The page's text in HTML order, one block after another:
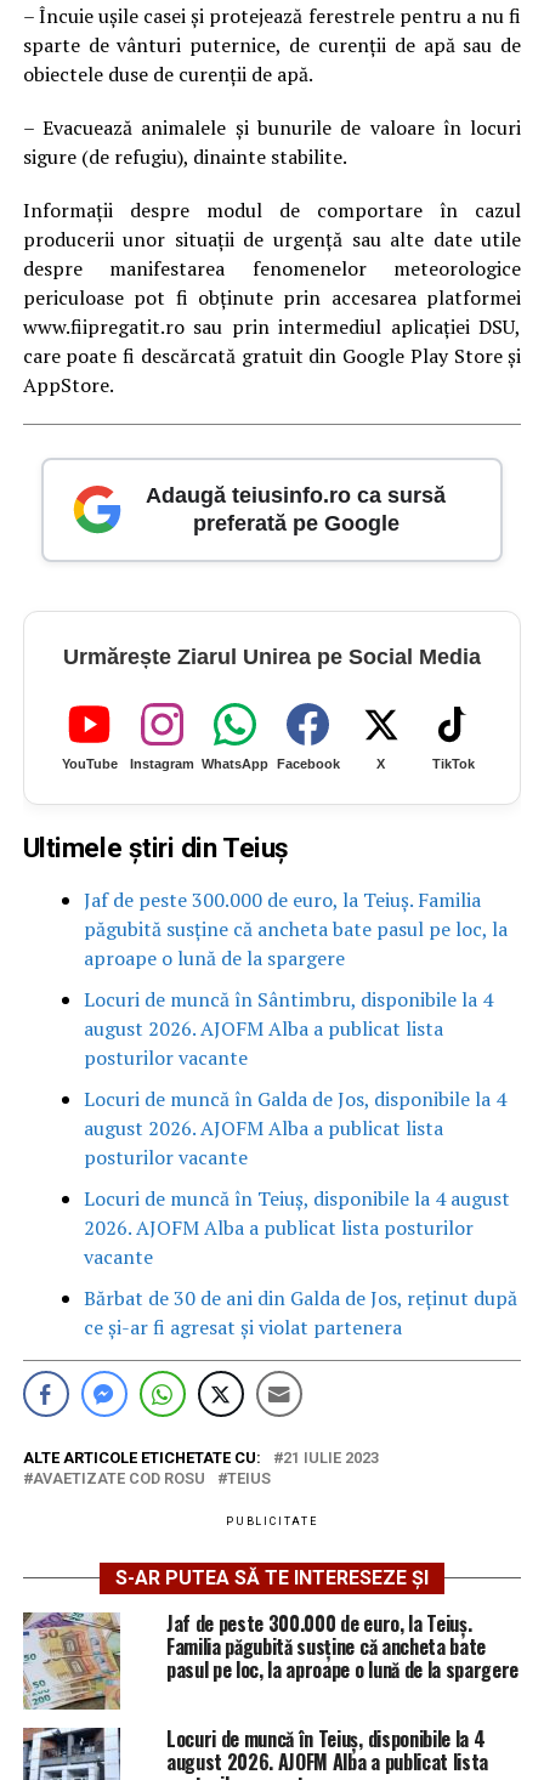
– Încuie uşile casei şi protejează ferestrele pentru a nu fi
sparte de vânturi puternice, de curenţii de apă sau de
obiectele duse de curenţii de apă.
– Evacuează animalele şi bunurile de valoare în locuri
sigure (de refugiu), dinainte stabilite.
Informații despre modul de comportare în cazul
producerii unor situații de urgență sau alte date utile
despre manifestarea fenomenelor meteorologice
periculoase pot fi obținute prin accesarea platformei
www.fiipregatit.ro sau prin intermediul aplicației DSU,
care poate fi descărcată gratuit din Google Play Store și
AppStore.
Adaugă teiusinfo.ro ca sursă
preferată pe Google
Urmărește Ziarul Unirea pe Social Media
YouTube Instagram WhatsApp Facebook X TikTok
Ultimele știri din Teiuș
Jaf de peste 300.000 de euro, la Teiuș. Familia
păgubită susține că ancheta bate pasul pe loc, la
aproape o lună de la spargere
Locuri de muncă în Sântimbru, disponibile la 4
august 2026. AJOFM Alba a publicat lista
posturilor vacante
Locuri de muncă în Galda de Jos, disponibile la 4
august 2026. AJOFM Alba a publicat lista
posturilor vacante
Locuri de muncă în Teiuș, disponibile la 4 august
2026. AJOFM Alba a publicat lista posturilor
vacante
Bărbat de 30 de ani din Galda de Jos, reținut după
ce și-ar fi agresat și violat partenera
ALTE ARTICOLE ETICHETATE CU:
21 IULIE 2023
AVAETIZATE COD ROSU
TEIUS
PUBLICITATE
S-AR PUTEA SĂ TE INTERESEZE ȘI
Jaf de peste 300.000 de euro, la Teiuș.
Familia păgubită susține că ancheta bate
pasul pe loc, la aproape o lună de la spargere
Locuri de muncă în Teiuș, disponibile la 4
august 2026. AJOFM Alba a publicat lista